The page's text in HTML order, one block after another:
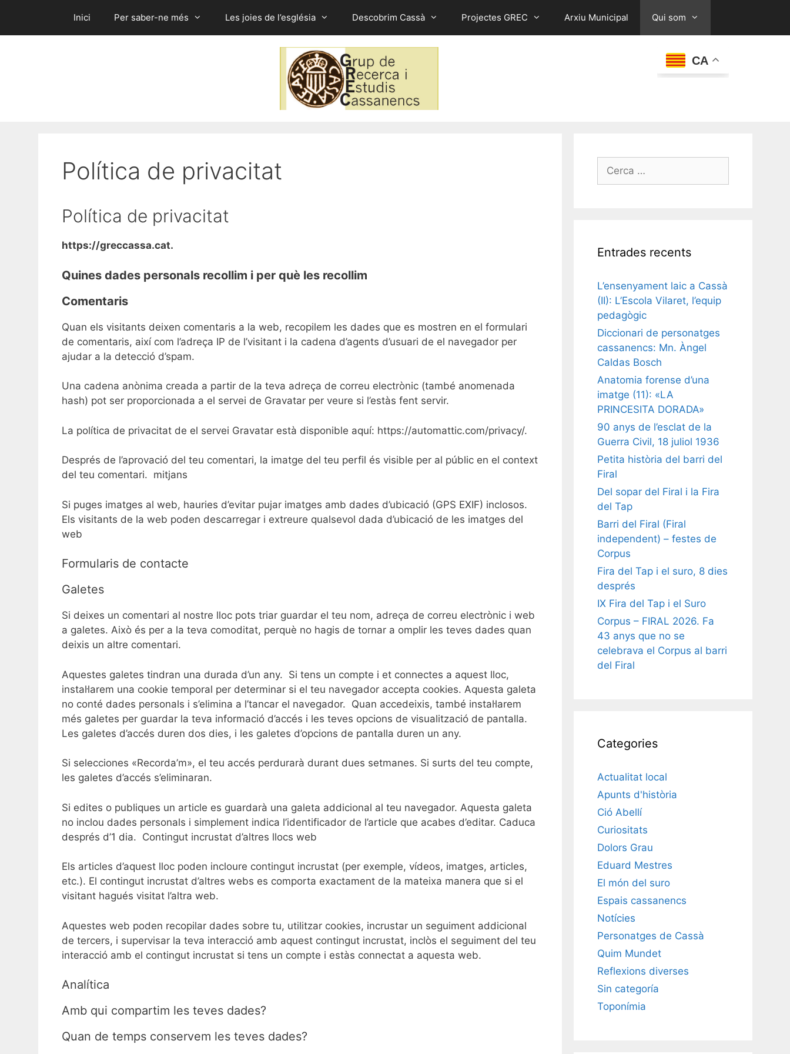
contingut
Inici Per saber-ne més Les joies de l’església Descobrim Cassà Projectes GREC Arxiu Municipal Qui som
CA
Política de privacitat
Política de privacitat
https://greccassa.cat.
Quines dades personals recollim i per què les recollim
Comentaris
Quan els visitants deixen comentaris a la web, recopilem les dades que es mostren en el formulari
de comentaris, així com l’adreça IP de l’visitant i la cadena d’agents d’usuari de el navegador per
ajudar a la detecció d’spam.
Una cadena anònima creada a partir de la teva adreça de correu electrònic (també anomenada
hash) pot ser proporcionada a el servei de Gravatar per veure si l’estàs fent servir.
La política de privacitat de el servei Gravatar està disponible aquí: https://automattic.com/privacy/.
Després de l’aprovació del teu comentari, la imatge del teu perfil és visible per al públic en el context
del teu comentari. mitjans
Si puges imatges al web, hauries d’evitar pujar imatges amb dades d’ubicació (GPS EXIF) inclosos.
Els visitants de la web poden descarregar i extreure qualsevol dada d’ubicació de les imatges del
web
Formularis de contacte
Galetes
Si deixes un comentari al nostre lloc pots triar guardar el teu nom, adreça de correu electrònic i web
a galetes. Això és per a la teva comoditat, perquè no hagis de tornar a omplir les teves dades quan
deixis un altre comentari.
Aquestes galetes tindran una durada d’un any. Si tens un compte i et connectes a aquest lloc,
instal·larem una cookie temporal per determinar si el teu navegador accepta cookies. Aquesta galeta
no conté dades personals i s’elimina a l’tancar el navegador. Quan accedeixis, també instal·larem
més galetes per guardar la teva informació d’accés i les teves opcions de visualització de pantalla.
Les galetes d’accés duren dos dies, i les galetes d’opcions de pantalla duren un any.
Si selecciones «Recorda’m», el teu accés perdurarà durant dues setmanes. Si surts del teu compte,
les galetes d’accés s’eliminaran.
Si edites o publiques un article es guardarà una galeta addicional al teu navegador. Aquesta galeta
no inclou dades personals i simplement indica l’identificador de l’article que acabes d’editar. Caduca
després d’1 dia. Contingut incrustat d’altres llocs web
Els articles d’aquest lloc poden incloure contingut incrustat (per exemple, vídeos, imatges, articles,
etc.). El contingut incrustat d’altres webs es comporta exactament de la mateixa manera que si el
visitant hagués visitat l’altra web.
Aquestes web poden recopilar dades sobre tu, utilitzar cookies, incrustar un seguiment addicional
de tercers, i supervisar la teva interacció amb aquest contingut incrustat, inclòs el seguiment del teu
interacció amb el contingut incrustat si tens un compte i estàs connectat a aquesta web.
Analítica
Amb qui compartim les teves dades?
Quan de temps conservem les teves dades?
Cerca:
Entrades recents
L’ensenyament laic a Cassà
(II): L’Escola Vilaret, l’equip
pedagògic
Diccionari de personatges
cassanencs: Mn. Àngel
Caldas Bosch
Anatomia forense d’una
imatge (11): «LA
PRINCESITA DORADA»
90 anys de l’esclat de la
Guerra Civil, 18 juliol 1936
Petita història del barri del
Firal
Del sopar del Firal i la Fira
del Tap
Barri del Firal (Firal
independent) – festes de
Corpus
Fira del Tap i el suro, 8 dies
després
IX Fira del Tap i el Suro
Corpus – FIRAL 2026. Fa
43 anys que no se
celebrava el Corpus al barri
del Firal
Categories
Actualitat local
Apunts d'història
Ció Abellí
Curiositats
Dolors Grau
Eduard Mestres
El món del suro
Espais cassanencs
Notícies
Personatges de Cassà
Quim Mundet
Reflexions diverses
Sin categoría
Toponímia